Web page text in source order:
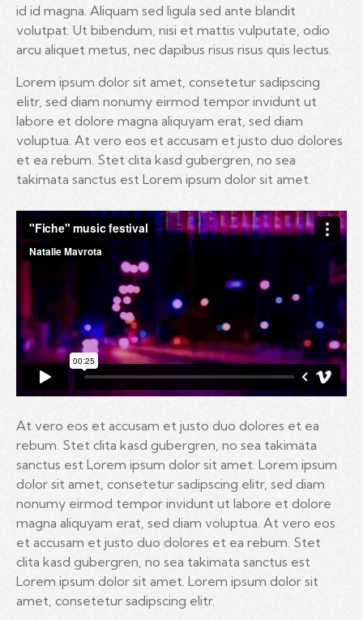
id id magna. Aliquam sed ligula sed ante blandit
volutpat. Ut bibendum, nisi et mattis vulputate, odio
arcu aliquet metus, nec dapibus risus risus quis lectus.
Lorem ipsum dolor sit amet, consetetur sadipscing
elitr, sed diam nonumy eirmod tempor invidunt ut
labore et dolore magna aliquyam erat, sed diam
voluptua. At vero eos et accusam et justo duo dolores
et ea rebum. Stet clita kasd gubergren, no sea
takimata sanctus est Lorem ipsum dolor sit amet.
At vero eos et accusam et justo duo dolores et ea
rebum. Stet clita kasd gubergren, no sea takimata
sanctus est Lorem ipsum dolor sit amet. Lorem ipsum
dolor sit amet, consetetur sadipscing elitr, sed diam
nonumy eirmod tempor invidunt ut labore et dolore
magna aliquyam erat, sed diam voluptua. At vero eos
et accusam et justo duo dolores et ea rebum. Stet
clita kasd gubergren, no sea takimata sanctus est
Lorem ipsum dolor sit amet. Lorem ipsum dolor sit
amet, consetetur sadipscing elitr.